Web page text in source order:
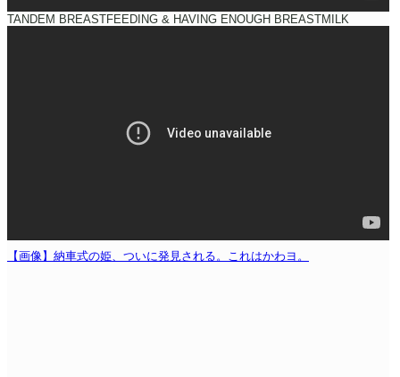
TANDEM BREASTFEEDING & HAVING ENOUGH BREASTMILK
【画像】納車式の姫、ついに発見される。これはかわヨ。